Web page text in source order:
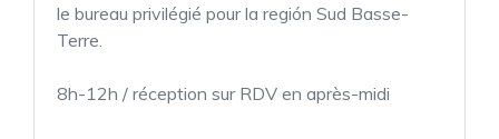
le bureau privilégié pour la región Sud Basse-
Terre.
8h-12h / réception sur RDV en après-midi